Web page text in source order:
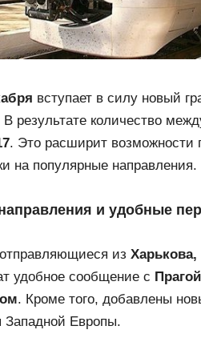
вступает в силу новый
В результате количество
. Это расширит возможности
на популярные направления.
и удобные
из
удобное сообщение с
. Кроме того, добавлены
Западной Европы.